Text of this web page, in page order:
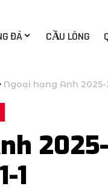
ĐÁ CẦU LÔNG
Ngoại hạng Anh
1